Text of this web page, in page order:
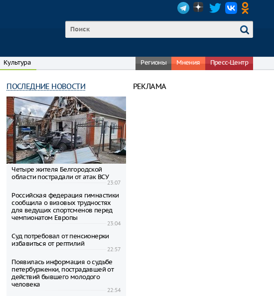
Культура Регионы Мнения Пресс-Центр
ПОСЛЕДНИЕ НОВОСТИ
Четыре жителя Белгородской
области пострадали от атак ВСУ
23:07
Российская федерация гимнастики
сообщила о визовых трудностях
для ведущих спортсменов перед
чемпионатом Европы
23:04
Суд потребовал от пенсионерки
избавиться от рептилий
22:57
Появилась информация о судьбе
петербурженки, пострадавшей от
действий бывшего молодого
человека
22:54
РЕКЛАМА